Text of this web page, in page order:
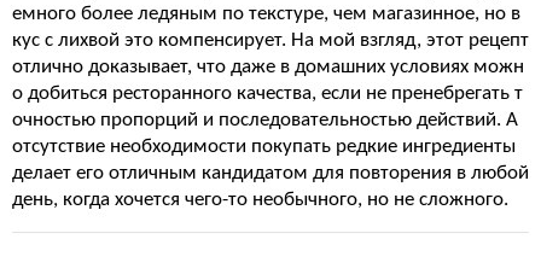
емного более ледяным по текстуре, чем магазинное, но в
кус с лихвой это компенсирует. На мой взгляд, этот рецепт
отлично доказывает, что даже в домашних условиях можн
о добиться ресторанного качества, если не пренебрегать т
очностью пропорций и последовательностью действий. А
отсутствие необходимости покупать редкие ингредиенты
делает его отличным кандидатом для повторения в любой
день, когда хочется чего-то необычного, но не сложного.